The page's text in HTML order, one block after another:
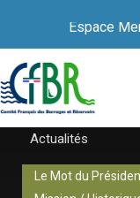
Espace
Actualités
Le Mot du